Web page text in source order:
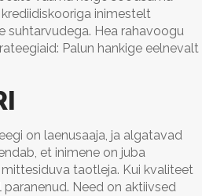
inimestelt
suhtarvudega. Hea rahavoogu
Palun hankige eelnevalt
on laenusaaja, ja algatavad
et inimene on juba
taotleja. Kui kvaliteet
Need on aktiivsed